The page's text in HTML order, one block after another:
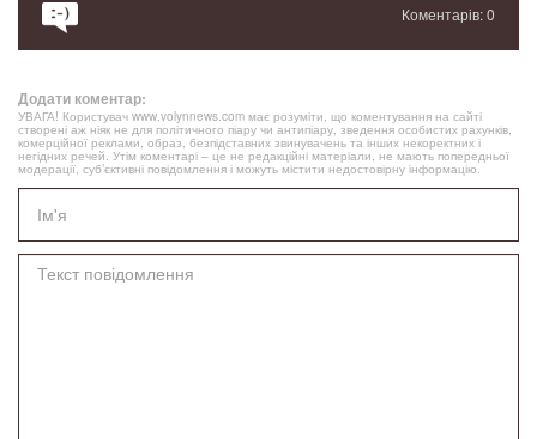
Коментарів: 0
Додати коментар:
УВАГА! Користувач www.volynnews.com має розуміти, що коментування на сайті
створені аж ніяк не для політичного піару чи антипіару, зведення особистих рахунків,
комерційної реклами, образ, безпідставних звинувачень та інших некоректних і
негідних речей. Утім коментарі – це не редакційні матеріали, не мають попередньої
модерації, суб’єктивні повідомлення і можуть містити недостовірну інформацію.